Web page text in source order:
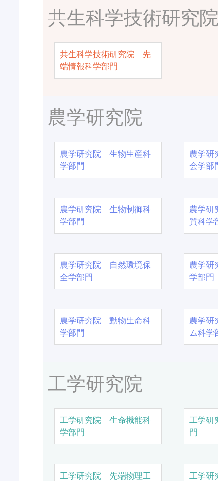
共生科学技術研究
共生科学技術研究院 先
端情報科学部門
農学研究院
農学研究院 生物生産科
学部門
農学
会学部
農学研究院 生物制御科
学部門
農学
質科学
農学研究院 自然環境保
全学部門
農学
学部門
農学研究院 動物生命科
学部門
農学
ム科学
工学研究院
工学研究院 生命機能科
学部門
工学研
門
工学研究院 先端物理工
工学研